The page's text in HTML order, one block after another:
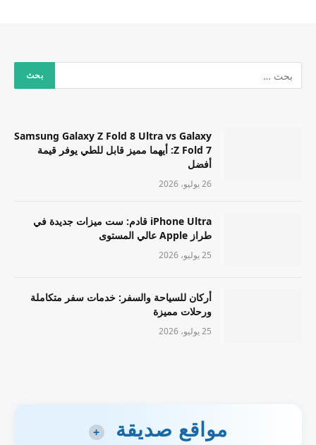
Samsung Galaxy Z Fold 8 Ultra vs Galaxy
Z Fold 7: أيهما مميز قابل للطي يوفر قيمة
أفضل
26 يوليو، 2026
iPhone Ultra قادم: ست ميزات جديدة في
طراز Apple عالي المستوى
25 يوليو، 2026
أركان للسياحة والسفر: خدمات سفر متكاملة
ورحلات مميزة
25 يوليو، 2026
مواقع صديقة +